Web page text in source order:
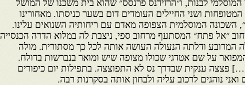
לבנות, ו״הרזידנס פרנסס״ שהוא בית משכנו של המושל
המטופחות ושני החיילים העומדים דום בשער כניסתו. מאחורינו
השכונה המוסלמית הצפופה מאדם עם ריחותיה השנואים עלינו.
״אל פתח״ המסתעף מרחוב ספי, ניצבת לה במלוא הדרה הכנסייה
המרובע ודלתה הנעולה העושה אותה לכל כך מסתורית. מולה
על שם אטדגי שכולו מצופה שיש ומואר בנברשות בדולח.
פצצה ענקית שבדרך נס לא התפוצצה. בתפילות יום כיפורים
ואני נוהגים לרכוב עליה ולבחון אותה בסקרנות רבה.